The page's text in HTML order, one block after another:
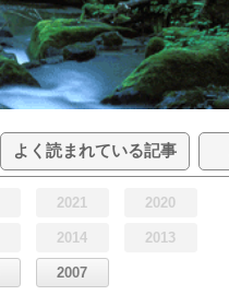
よく読まれている記事
2021 2020
2014 2013
2007